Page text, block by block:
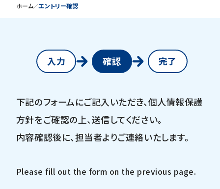
福利厚生・制度
コーポレートサイト
ホーム／エントリー確認
入力 確認 完了
下記のフォームにご記入いただき、個人情報保護
方針をご確認の上、送信してください。
内容確認後に、担当者よりご連絡いたします。
Please fill out the form on the previous page.